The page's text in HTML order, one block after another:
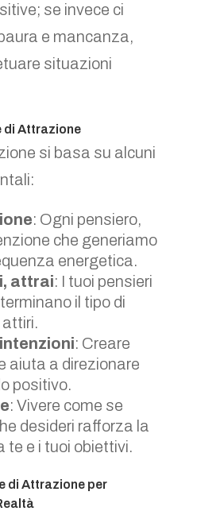
se invece ci
e mancanza,
situazioni
di Attrazione
si basa su alcuni
: Ogni pensiero,
che generiamo
energetica.
attrai: I tuoi pensieri
il tipo di
attiri.
: Creare
aiuta a direzionare
positivo.
: Vivere come se
desideri rafforza la
te e i tuoi obiettivi.
di Attrazione per